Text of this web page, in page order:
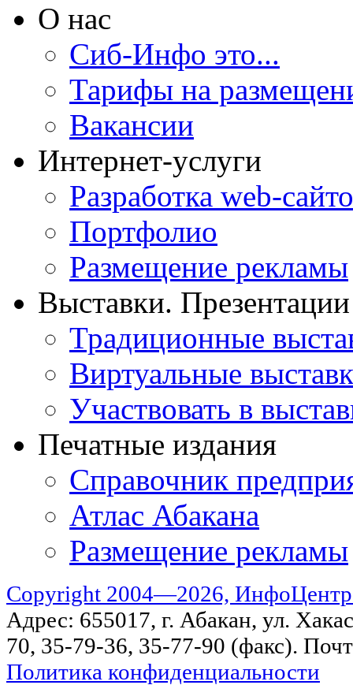
О нас
Сиб-Инфо это...
Тарифы на
Вакансии
Интернет-услуги
Разработка web-
Портфолио
Размещение рекламы
Выставки. Презентации
Традиционные
Виртуальные
Участвовать в
Печатные издания
Справочник
Атлас Абакана
Размещение рекламы
Copyright 2004—2026,
Адрес: 655017, г. Абакан, ул.
70, 35-79-36, 35-77-90 (факс).
Политика конфиденциальности